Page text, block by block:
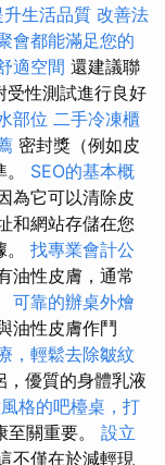
生活品質 改善法
會都能滿足您的
適空間 還建議聯
受性測試進行良好
部位 二手冷凍櫃
密封獎（例如皮
SEO的基本概
為它可以清除皮
和網站存儲在您
找專業會計公
油性皮膚，通常
可靠的辦桌外燴
油性皮膚作鬥
，輕鬆去除皺紋
，優質的身體乳液
格的吧檯桌，打
關重要。 設立
不僅在於減輕現